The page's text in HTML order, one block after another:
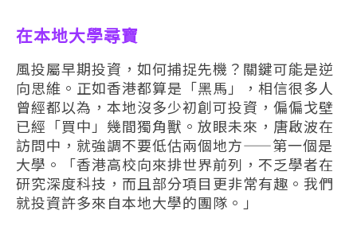
在本地大學尋寶
風投屬早期投資，如何捕捉先機？關鍵可能是逆
向思維。正如香港都算是「黑馬」，相信很多人
曾經都以為，本地沒多少初創可投資，偏偏戈壁
已經「買中」幾間獨角獸。放眼未來，唐啟波在
訪問中，就強調不要低估兩個地方——第一個是
大學。「香港高校向來排世界前列，不乏學者在
研究深度科技，而且部分項目更非常有趣。我們
就投資許多來自本地大學的團隊。」